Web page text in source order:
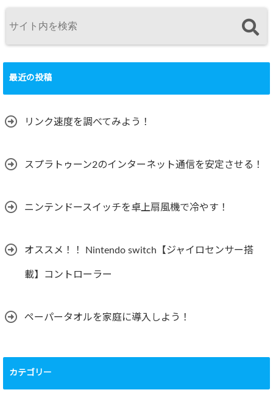
最近の投稿
リンク速度を調べてみよう！
スプラトゥーン2のインターネット通信を安定させる！
ニンテンドースイッチを卓上扇風機で冷やす！
オススメ！！ Nintendo switch【ジャイロセンサー搭
載】コントローラー
ペーパータオルを家庭に導入しよう！
カテゴリー